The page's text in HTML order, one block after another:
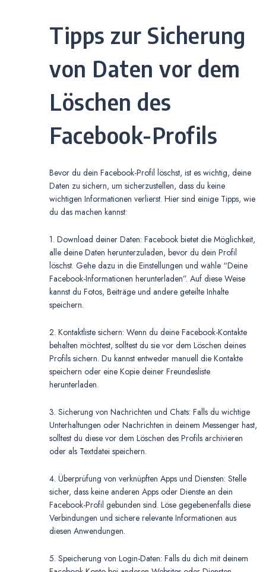
Tipps zur Sicherung
von Daten vor dem
Löschen des
Facebook-Profils
Bevor du dein Facebook-Profil löschst, ist es wichtig, deine
Daten zu sichern, um sicherzustellen, dass du keine
wichtigen Informationen verlierst. Hier sind einige Tipps, wie
du das machen kannst:
1. Download deiner Daten: Facebook bietet die Möglichkeit,
alle deine Daten herunterzuladen, bevor du dein Profil
löschst. Gehe dazu in die Einstellungen und wähle “Deine
Facebook-Informationen herunterladen”. Auf diese Weise
kannst du Fotos, Beiträge und andere geteilte Inhalte
speichern.
2. Kontaktliste sichern: Wenn du deine Facebook-Kontakte
behalten möchtest, solltest du sie vor dem Löschen deines
Profils sichern. Du kannst entweder manuell die Kontakte
speichern oder eine Kopie deiner Freundesliste
herunterladen.
3. Sicherung von Nachrichten und Chats: Falls du wichtige
Unterhaltungen oder Nachrichten in deinem Messenger hast,
solltest du diese vor dem Löschen des Profils archivieren
oder als Textdatei speichern.
4. Überprüfung von verknüpften Apps und Diensten: Stelle
sicher, dass keine anderen Apps oder Dienste an dein
Facebook-Profil gebunden sind. Löse gegebenenfalls diese
Verbindungen und sichere relevante Informationen aus
diesen Anwendungen.
5. Speicherung von Login-Daten: Falls du dich mit deinem